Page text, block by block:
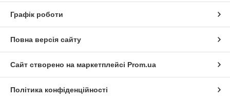
Графік роботи
Повна версія сайту
Сайт створено на маркетплейсі Prom.ua
Політика конфіденційності